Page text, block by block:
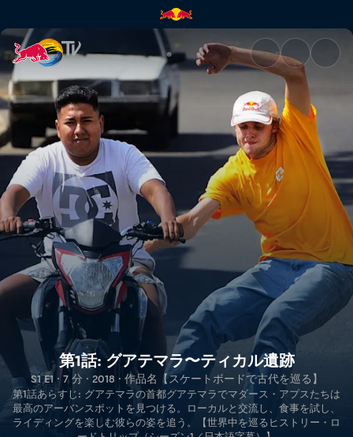
第1話: グアテマラ〜ティカ
第1話: グアテマラ〜ティカル遺跡
S1 E1 · 7 分 · 2018 · 作品名【スケートボードで古代を巡る】
第1話あらすじ: グアテマラの首都グアテマラでマダース・アプスたちは
最高のアーバンスポットを見つける。ローカルと交流し、食事を試し、
ライディングを楽しむ彼らの姿を追う。【世界中を巡るヒストリー・ロ